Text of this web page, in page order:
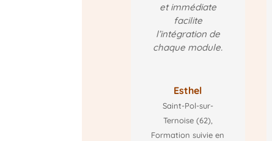
et immédiate
facilite
l’intégration de
chaque module.
Esthel
Saint-Pol-sur-
Ternoise (62),
Formation suivie en